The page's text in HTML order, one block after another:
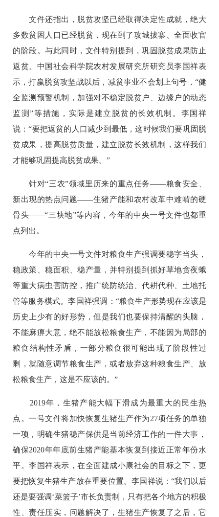
文件还指出，脱贫攻坚已经取得决定性成就，绝大
多数贫困人口已经脱贫，现在到了攻城拔寨、全面收官
的阶段。与此同时，文件特别提到，巩固脱贫成果防止
返贫。中国社会科学院农村发展研究所研究员李国祥表
示，打赢脱贫攻坚战以后，减贫事业不会划上句号，“健
全监测预警机制，加强对不稳定脱贫户、边缘户的动态
监测”等措施，实际是建立脱贫的长效机制。李国祥
说：“要把返贫的人口减少到最低，这时候我们要巩固脱
贫成果，提高脱贫质量，建立脱贫长效机制，这样我们
才能够巩固提高脱贫成果。”
针对“三农”领域里历来的重点任务——粮食安全、
新出现的热点问题——生猪产能和农村改革中难啃的硬
骨头——“三块地”等内容，今年的中央一号文件也都重
点列出。
今年的中央一号文件对粮食生产强调要稳字当头，
稳政策、稳面积、稳产量，并特别提到抓好草地贪夜蛾
等重大病虫害防控，推广统防统治、代耕代种、土地托
管等服务模式。李国祥强调：“粮食生产形势现在应该是
历史上少有的好形势，但是我们也要保持清醒的头脑，
不能麻痹大意，绝不能放松粮食生产，不能因为局部的
粮食结构性矛盾，一部分粮食很可能出现了阶段性过
剩，就随意调节粮食生产，或者放弃这种粮食生产、放
松粮食生产，这是不应该的。”
2019年，生猪产能大幅下滑成为最重大的民生热
点。一号文件将加快恢复生猪生产作为27项任务的单独
一项，明确生猪稳产保供是当前经济工作的一件大事，
确保2020年年底前生猪产能基本恢复到接近正常年份水
平。李国祥表示，在全面建成小康社会的目标之下，更
要把恢复生猪生产放在重要位置。李国祥说：“我们以后
还是要强调‘菜篮子’市长负责制，只有把各个地方的积极
性、责任压实，问题解决了，生猪生产恢复了之后，它